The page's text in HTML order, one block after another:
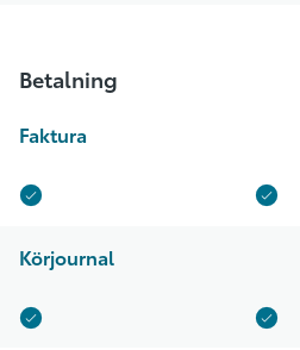
Betalning
Faktura
Körjournal